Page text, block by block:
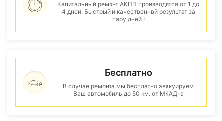
Капитальный ремонт АКПП производится от 1 до
4 дней. Быстрый и качественнвй результат за
пару дней !
Бесплатно
В случае ремонта мы бесплатно эвакуируем
Ваш автомобиль до 50 км. от МКАД-а